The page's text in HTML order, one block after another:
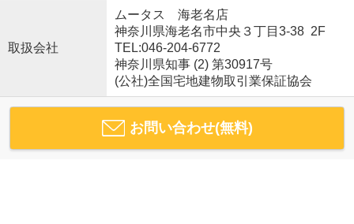
取扱会社
ムータス 海老名店
神奈川県海老名市中央３丁目3-38 2F
TEL:046-204-6772
神奈川県知事 (2) 第30917号
(公社)全国宅地建物取引業保証協会
お問い合わせ(無料)